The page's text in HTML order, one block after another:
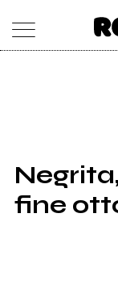
SHOP
RADIO
fine